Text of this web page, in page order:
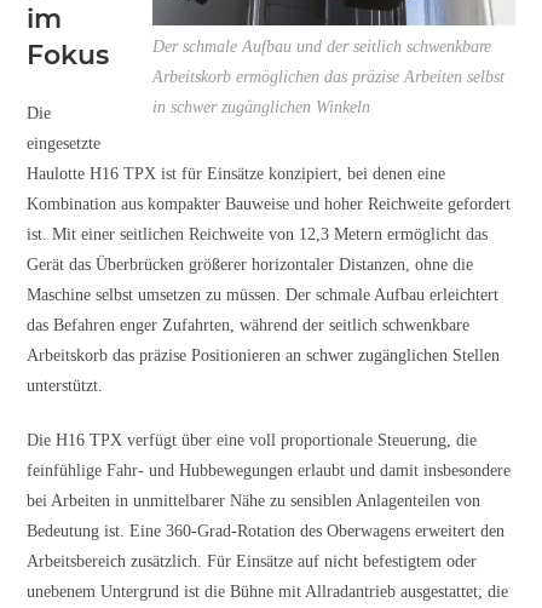
Der schmale Aufbau und der seitlich schwenkbare
Arbeitskorb ermöglichen das präzise Arbeiten selbst
in schwer zugänglichen Winkeln
im
Fokus
Die
eingesetzte
Haulotte H16 TPX ist für Einsätze konzipiert, bei denen eine
Kombination aus kompakter Bauweise und hoher Reichweite gefordert
ist. Mit einer seitlichen Reichweite von 12,3 Metern ermöglicht das
Gerät das Überbrücken größerer horizontaler Distanzen, ohne die
Maschine selbst umsetzen zu müssen. Der schmale Aufbau erleichtert
das Befahren enger Zufahrten, während der seitlich schwenkbare
Arbeitskorb das präzise Positionieren an schwer zugänglichen Stellen
unterstützt.
Die H16 TPX verfügt über eine voll proportionale Steuerung, die
feinfühlige Fahr- und Hubbewegungen erlaubt und damit insbesondere
bei Arbeiten in unmittelbarer Nähe zu sensiblen Anlagenteilen von
Bedeutung ist. Eine 360-Grad-Rotation des Oberwagens erweitert den
Arbeitsbereich zusätzlich. Für Einsätze auf nicht befestigtem oder
unebenem Untergrund ist die Bühne mit Allradantrieb ausgestattet; die